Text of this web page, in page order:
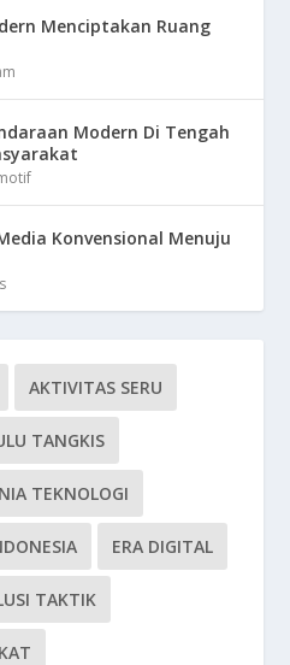
Menciptakan Ruang
Modern Di Tengah
Konvensional Menuju
AKTIVITAS SERU
TANGKIS
TEKNOLOGI
ERA DIGITAL
TAKTIK